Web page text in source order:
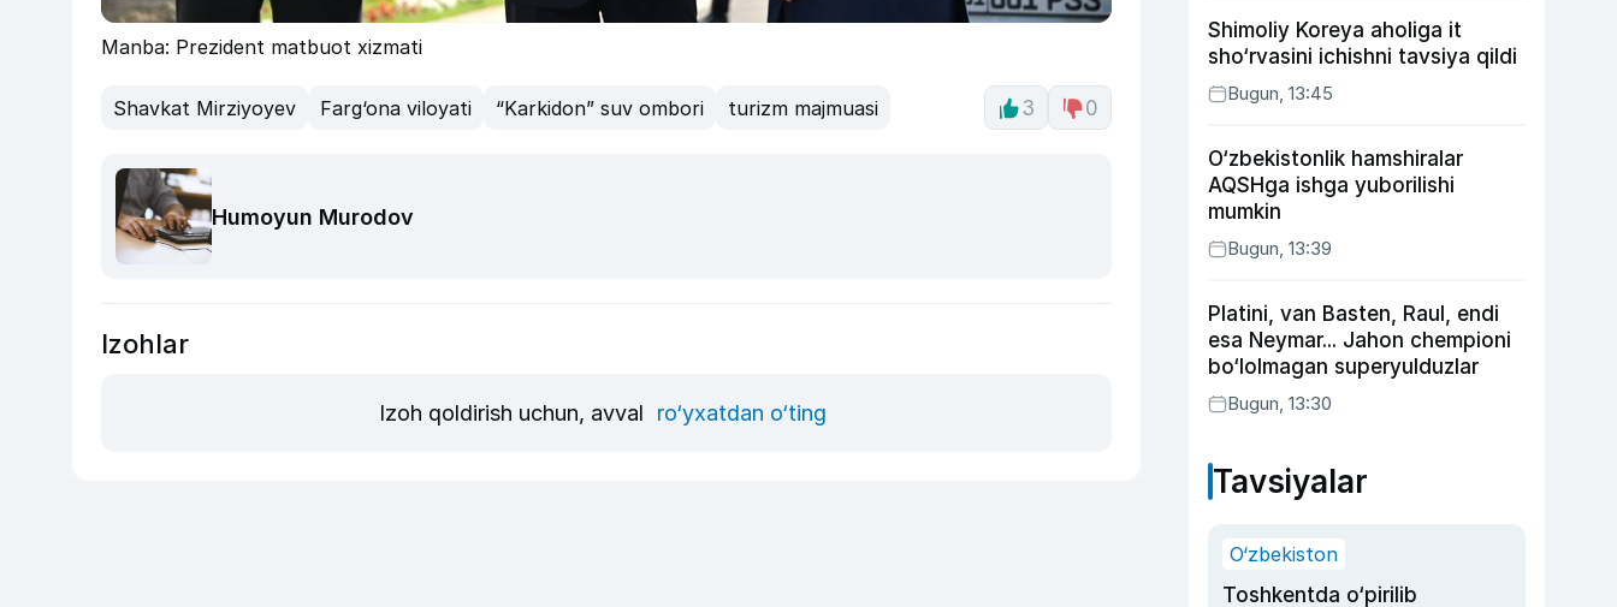
Manba: Prezident matbuot xizmati
Shavkat Mirziyoyev Farg‘ona viloyati “Karkidon” suv ombori turizm majmuasi 3 0
Humoyun Murodov
Izohlar
Izoh qoldirish uchun, avval ro‘yxatdan o‘ting
Shimoliy Koreya aholiga it
sho‘rvasini ichishni tavsiya qildi
Bugun, 13:45
O‘zbekistonlik hamshiralar
AQSHga ishga yuborilishi
mumkin
Bugun, 13:39
Platini, van Basten, Raul, endi
esa Neymar... Jahon chempioni
bo‘lolmagan superyulduzlar
Bugun, 13:30
Tavsiyalar
O‘zbekiston
Toshkentda o‘pirilib